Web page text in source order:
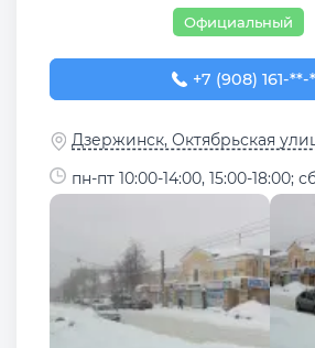
Официальный
+7 (908) 161-63-
+7 (908) 161-**-
Дзержинск, Октябрьская
пн-пт 10:00-14:00, 15:00-18:00;